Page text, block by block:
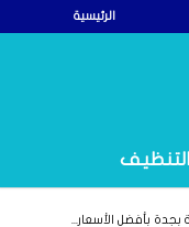
الرئيسية
بأفضل الأسعار...